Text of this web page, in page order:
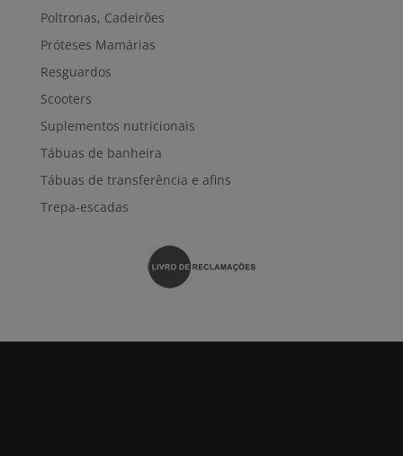
Poltronas, Cadeirões
Próteses Mamárias
Resguardos
Scooters
Suplementos nutricionais
Tábuas de banheira
Tábuas de transferência e afins
Trepa-escadas